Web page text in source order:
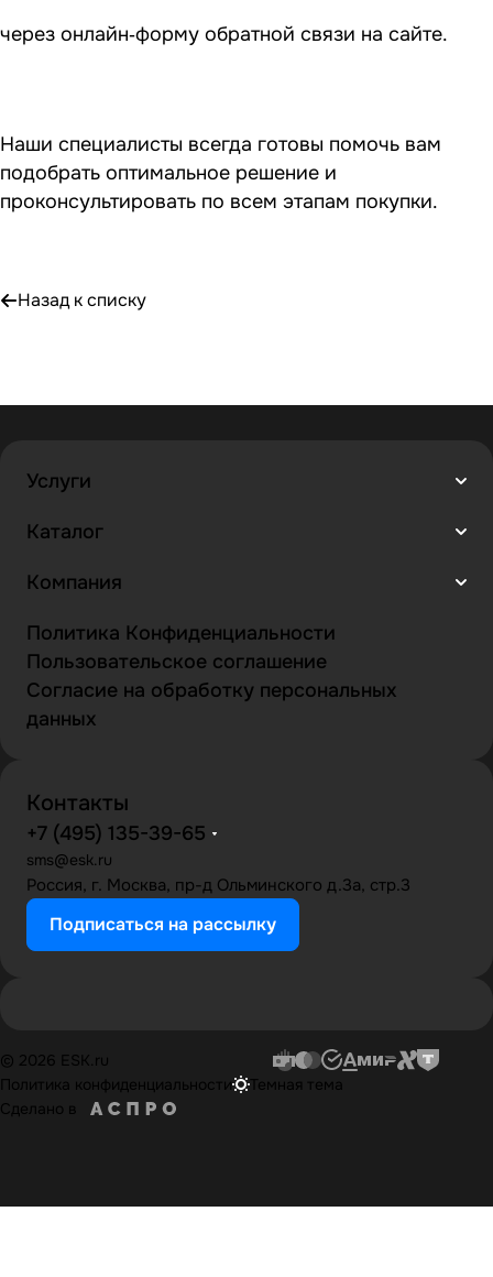
через онлайн‑форму обратной связи на сайте.
Наши специалисты всегда готовы помочь вам
подобрать оптимальное решение и
проконсультировать по всем этапам покупки.
Назад к списку
Услуги
Каталог
Компания
Политика Конфиденциальности
Пользовательское соглашение
Согласие на обработку персональных
данных
Контакты
+7 (495) 135-39-65
sms@esk.ru
Россия, г. Москва, пр-д Ольминского д.3а, стр.3
Подписаться на рассылку
© 2026 ESK.ru
Политика конфиденциальности
Темная тема
Сделано в